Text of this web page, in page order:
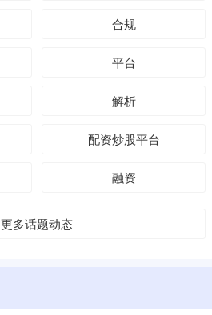
合规
平台
解析
配资炒股平台
融资
更多话题动态